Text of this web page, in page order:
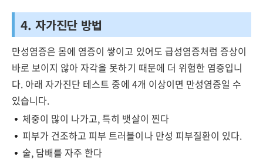
4. 자가진단 방법
만성염증은 몸에 염증이 쌓이고 있어도 급성염증처럼 증상이
바로 보이지 않아 자각을 못하기 때문에 더 위험한 염증입니
다. 아래 자가진단 테스트 중에 4개 이상이면 만성염증일 수
있습니다.
체중이 많이 나가고, 특히 뱃살이 찐다
피부가 건조하고 피부 트러블이나 만성 피부질환이 있다.
술, 담배를 자주 한다